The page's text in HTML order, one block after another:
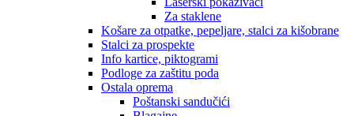
Za staklene
Košare za otpatke, pepeljare, stalci za kišobrane
Stalci za prospekte
Info kartice, piktogrami
Podloge za zaštitu poda
Ostala oprema
Poštanski sandučići